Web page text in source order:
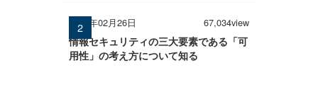
2026年02月26日 67,034view
情報セキュリティの三大要素である「可
用性」の考え方について知る